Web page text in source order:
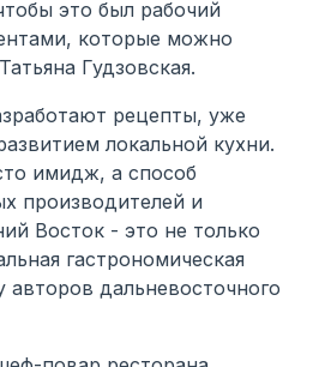
это был рабочий
которые можно
Гудзовская.
рецепты, уже
локальной кухни.
имидж, а способ
производителей и
Восток - это не только
гастрономическая
авторов дальневосточного